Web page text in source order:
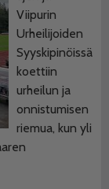
Viipurin
Urheilijoiden
Syyskipinöissä
koettiin
urheilun ja
onnistumisen
riemua, kun yli